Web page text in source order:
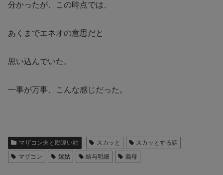
分かったが、この時点では、
あくまでエネオの意思だと
思い込んでいた。
一事が万事、こんな感じだった。
マザコン夫と勘違い姑 スカッと
スカッとする話
マザコン
嫁姑 給与明細 義母